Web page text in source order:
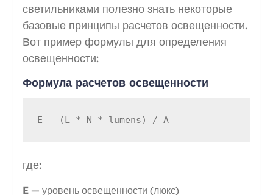
светильниками полезно знать некоторые
базовые принципы расчетов освещенности.
Вот пример формулы для определения
освещенности:
Формула расчетов освещенности
E = (L * N * lumens) / A
где:
E— уровень освещенности (люкс)